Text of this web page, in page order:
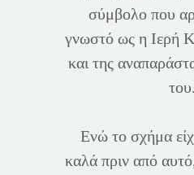
σύμβολο που
γνωστό ως η Ιερή
και της
του.
Ενώ το σχήμα
καλά πριν από